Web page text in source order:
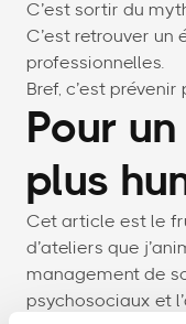
C’est sortir du
C’est retrouver un
professionnelles.
Bref, c’est
Pour
plus
Cet article est le
d’ateliers que
management de
psychosociaux et